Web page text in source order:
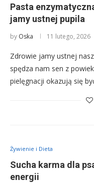
Pasta
jamy ustnej pupila
by Oska 11 lutego, 2026
Zdrowie jamy ustnej
spędza nam sen z
pielęgnacji okazują się
Żywienie i Dieta
Sucha karma dla
energii